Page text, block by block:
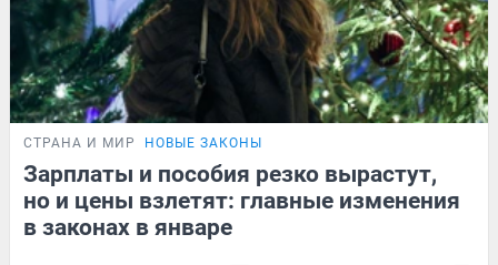
СТРАНА И МИР НОВЫЕ ЗАКОНЫ
Зарплаты и пособия резко вырастут,
но и цены взлетят: главные изменения
в законах в январе